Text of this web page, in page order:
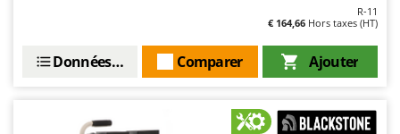
R-11
€ 164,66 Hors taxes (HT)
Ajouter
Comparer
Données techniques